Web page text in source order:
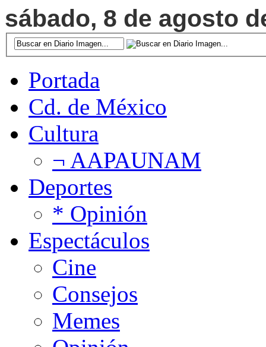
sábado, 8 de agosto
Portada
Cd. de México
Cultura
¬ AAPAUNAM
Deportes
* Opinión
Espectáculos
Cine
Consejos
Memes